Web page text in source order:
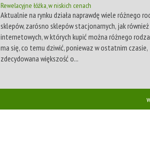
Rewelacyjne łóżka, w niskich cenach
Aktualnie na rynku działa naprawdę wiele różnego
sklepów, zarósno sklepów stacjonarnych, jak
internetowych, w których kupić można różnego
ma się, co temu dziwić, poniewaz w ostatnim czasie,
zdecydowana większość o...